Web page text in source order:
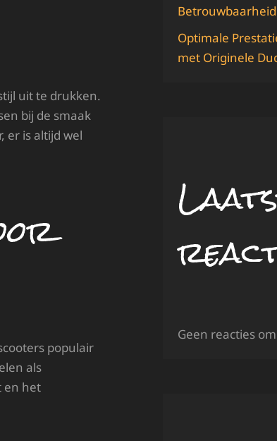
uit te drukken.
bij de smaak
er is altijd wel
populair
als
en het
Betrouwbaarheid
Optimale
met Originele
Geen reacties